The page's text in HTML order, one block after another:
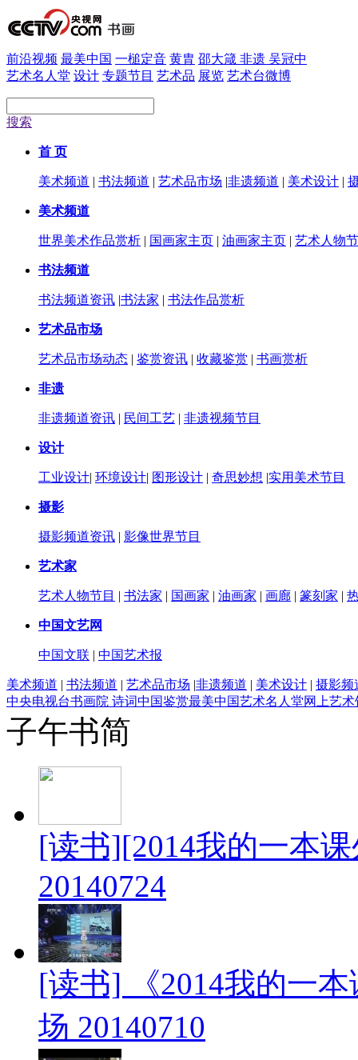
前沿视频 最美中国 一槌定音 黄胄 邵大箴 非遗 吴冠中
艺术名人堂 设计 专题节目 艺术品 展览 艺术台微博
搜索
首 页
美术频道 | 书法频道 | 艺术品市场 |非遗频道 | 美术设计 |
美术频道
世界美术作品赏析 | 国画家主页 | 油画家主页 | 艺术人物
书法频道
书法频道资讯 |书法家 | 书法作品赏析
艺术品市场
艺术品市场动态 | 鉴赏资讯 | 收藏鉴赏 | 书画赏析
非遗
非遗频道资讯 | 民间工艺 | 非遗视频节目
设计
工业设计| 环境设计| 图形设计 | 奇思妙想 |实用美术节目
摄影
摄影频道资讯 | 影像世界节目
艺术家
艺术人物节目 | 书法家 | 国画家 | 油画家 | 画廊 | 篆刻家 |
中国文艺网
中国文联 | 中国艺术报
美术频道 | 书法频道 | 艺术品市场 |非遗频道 | 美术设计 | 摄影频
中央电视台书画院 诗词中国鉴赏最美中国艺术名人堂网上艺术
子午书简
[读书][2014我的一本
20140724
[读书] 《2014我的一
场 20140710